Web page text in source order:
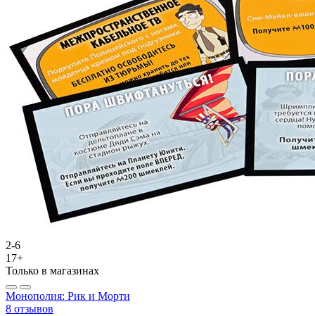
2-6
17+
Только в магазинах
Монополия: Рик и Морти
8 отзывов